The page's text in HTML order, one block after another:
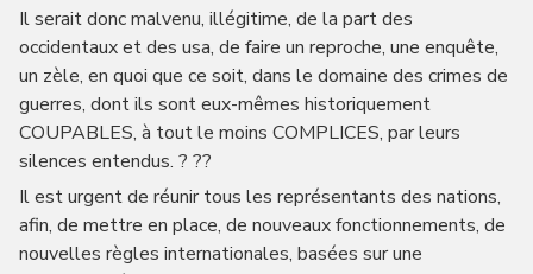
Il serait donc malvenu, illégitime, de la part des
occidentaux et des usa, de faire un reproche, une enquête,
un zèle, en quoi que ce soit, dans le domaine des crimes de
guerres, dont ils sont eux-mêmes historiquement
COUPABLES, à tout le moins COMPLICES, par leurs
silences entendus. ? ??
Il est urgent de réunir tous les représentants des nations,
afin, de mettre en place, de nouveaux fonctionnements, de
nouvelles règles internationales, basées sur une